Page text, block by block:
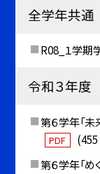
全学年共通
R08_１学期
令和３年
第６学年「
PDF
第６学年「め